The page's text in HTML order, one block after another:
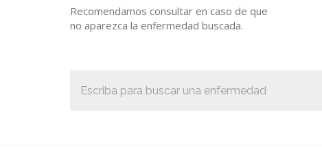
Recomendamos consultar en caso de que
no aparezca la enfermedad buscada.